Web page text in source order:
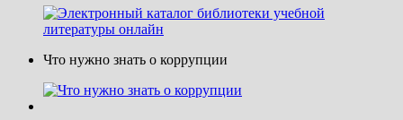
Что нужно знать о коррупции